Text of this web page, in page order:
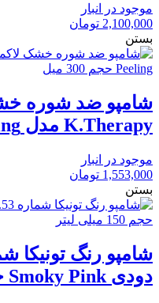
موجود در انبار
2,100,000 تومان
بستن
K.Therapy مدل Peeling حجم 300 میل
موجود در انبار
1,553,000 تومان
بستن
دودی Smoky Pink حجم 150 میلی لیتر